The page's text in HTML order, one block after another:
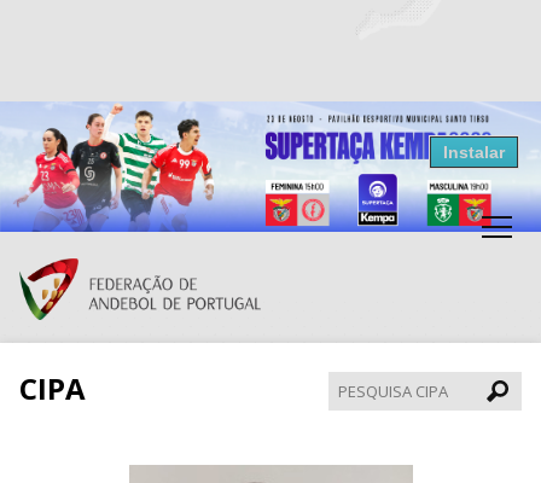
Resultados Andebol
Federação de Andebol de Portugal
Grátis - Disponivel na Play Store
Instalar
CIPA
CIPA